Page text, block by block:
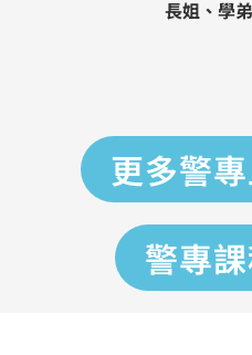
長姐、學
更多警
警專